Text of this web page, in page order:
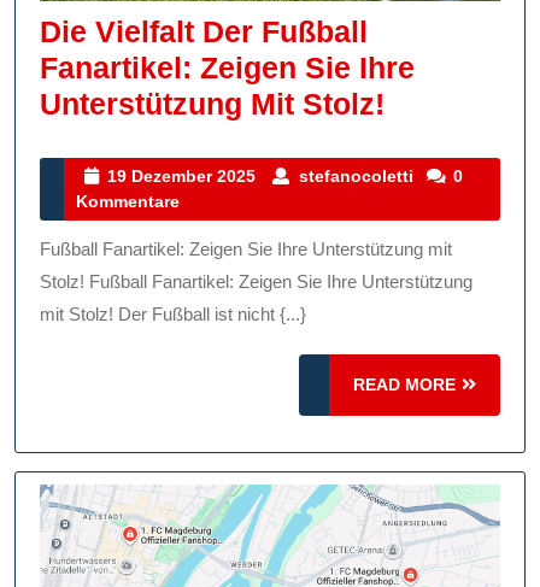
Die Vielfalt Der Fußball
Fanartikel: Zeigen Sie Ihre
Unterstützung Mit Stolz!
Der
Fanartikel:
Zeigen
Ihre
Stolz!
19 Dezember 2025
19
2025
stefanocoletti stefanocoletti
0
Kommentare
Fußball Fanartikel: Zeigen Sie Ihre Unterstützung mit
Stolz! Fußball Fanartikel: Zeigen Sie Ihre Unterstützung
mit Stolz! Der Fußball ist nicht {...}
READ MORE
READ
MORE